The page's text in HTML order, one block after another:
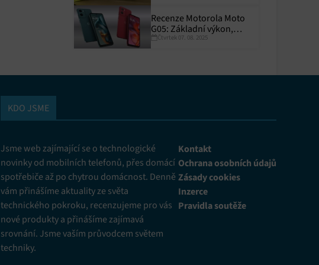
Recenze Motorola Moto
G05: Základní výkon,
skvělá výdrž
Čtvrtek 07. 08. 2025
KDO JSME
Jsme web zajímající se o technologické
novinky od mobilních telefonů, přes domácí
spotřebiče až po chytrou domácnost. Denně
vám přinášíme aktuality ze světa
technického pokroku, recenzujeme pro vás
nové produkty a přinášíme zajímavá
srovnání. Jsme vaším průvodcem světem
techniky.
Kontakt
Ochrana osobních údajů
Zásady cookies
Inzerce
Pravidla soutěže